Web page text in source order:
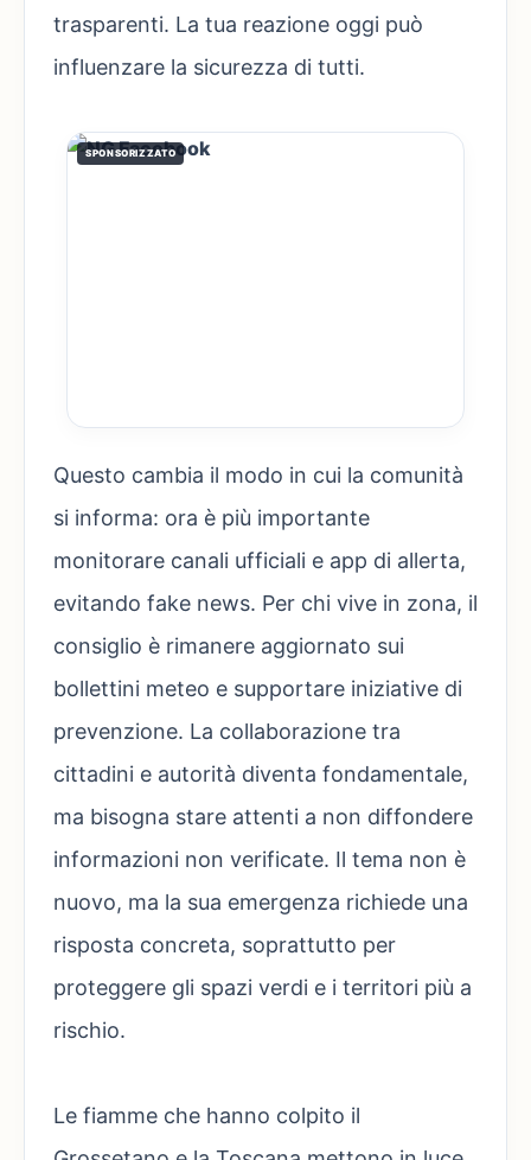
trasparenti. La tua reazione oggi può
influenzare la sicurezza di tutti.
SPONSORIZZATO
Questo cambia il modo in cui la comunità
si informa: ora è più importante
monitorare canali ufficiali e app di allerta,
evitando fake news. Per chi vive in zona, il
consiglio è rimanere aggiornato sui
bollettini meteo e supportare iniziative di
prevenzione. La collaborazione tra
cittadini e autorità diventa fondamentale,
ma bisogna stare attenti a non diffondere
informazioni non verificate. Il tema non è
nuovo, ma la sua emergenza richiede una
risposta concreta, soprattutto per
proteggere gli spazi verdi e i territori più a
rischio.
Le fiamme che hanno colpito il